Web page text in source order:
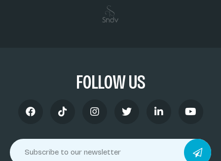
FOLLOW US